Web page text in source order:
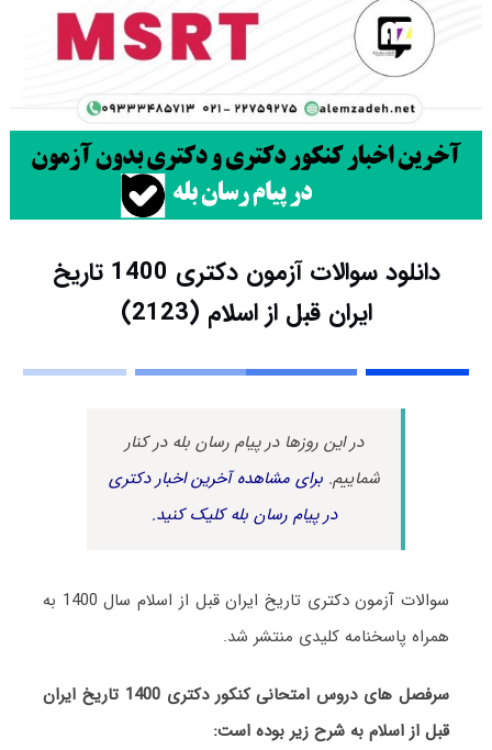
دانلود سوالات آزمون دکتری 1400 تاریخ
ایران قبل از اسلام (2123)
در این روزها در پیام رسان بله در کنار
شماییم.برای مشاهده آخرین اخبار دکتری
در پیام رسان بله کلیک کنید.
سوالات آزمون دکتری تاریخ ایران قبل از اسلام سال 1400 به
همراه پاسخنامه کلیدی منتشر شد.
سرفصل های دروس امتحانی کنکور دکتری 1400 تاریخ ایران
قبل از اسلام به شرح زیر بوده است: